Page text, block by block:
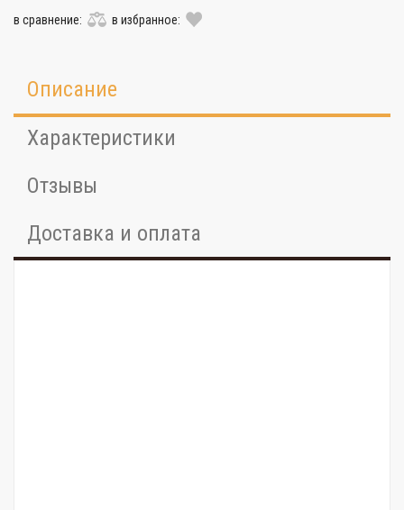
в сравнение: в избранное:
Описание
Характеристики
Отзывы
Доставка и оплата